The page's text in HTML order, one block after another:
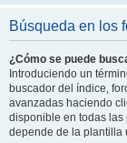
Búsqueda en los
¿Cómo se puede
Introduciendo un
buscador del índice,
avanzadas haciendo
disponible en todas
depende de la plantilla